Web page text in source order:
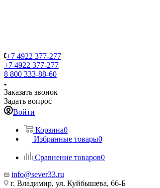
+7 4922 377-277
+7 4922 377-277
8 800 333-88-60
Заказать звонок
Задать вопрос
Войти
Корзина0
Избранные товары0
Сравнение товаров0
info@sever33.ru
г. Владимир, ул. Куйбышева, 66-Б